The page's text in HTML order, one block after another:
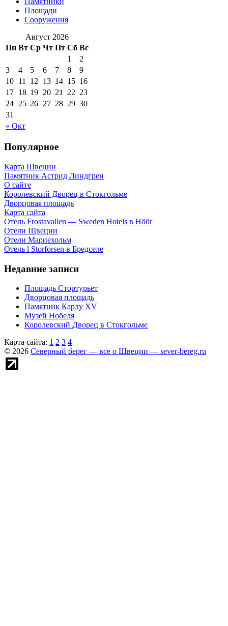
Площади
Сооружения
Август 2026
Пн Вт Ср Чт Пт Сб Вс
« Окт
1
2
3
4 5 6 7 8
9
10 11 12 13 14 15 16
17 18 19 20 21 22 23
24 25 26 27 28 29 30
31
Популярное
Карта Швеции
Памятник Астрид Линдгрен
О сайте
Королевский Дворец в Стокгольме
Дворцовая площадь
Карта сайта
Отель Frostavallen — Sweden Hotels в Höör
Отели Щвеции
Отели Мариехольм
Отель l Storforsen в Бредселе
Недавние записи
Площадь Стортурьет
Дворцовая площадь
Памятник Карлу XV
Музей Нобеля
Королевский Дворец в Стокгольме
Карта сайта: 1 2 3 4
© 2026 Северный берег — все о Швеции — sever-bereg.ru